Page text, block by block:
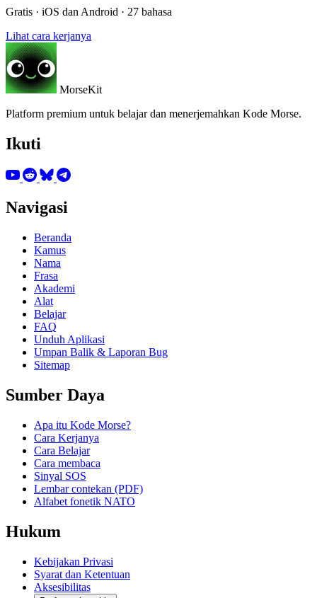
Gratis · iOS dan Android · 27 bahasa
Lihat cara kerjanya
MorseKit
Platform premium untuk belajar dan menerjemahkan Kode Morse.
Ikuti
Navigasi
Beranda
Kamus
Nama
Frasa
Akademi
Alat
Belajar
FAQ
Unduh Aplikasi
Umpan Balik & Laporan Bug
Sitemap
Sumber Daya
Apa itu Kode Morse?
Cara Kerjanya
Cara Belajar
Cara membaca
Sinyal SOS
Lembar contekan (PDF)
Alfabet fonetik NATO
Hukum
Kebijakan Privasi
Syarat dan Ketentuan
Aksesibilitas